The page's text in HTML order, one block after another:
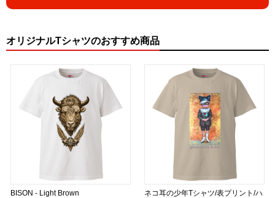
オリジナルTシャツのおすすめ商品
BISON - Light Brown
ネコ耳の少年Tシャツ/表プリント/ハ